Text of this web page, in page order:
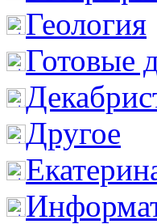
Геология
Готовые
Другое